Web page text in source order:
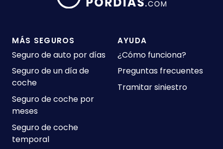
MÁS SEGUROS
Seguro de auto por días
Seguro de un día de
coche
Seguro de coche por
meses
Seguro de coche
temporal
AYUDA
¿Cómo funciona?
Preguntas frecuentes
Tramitar siniestro